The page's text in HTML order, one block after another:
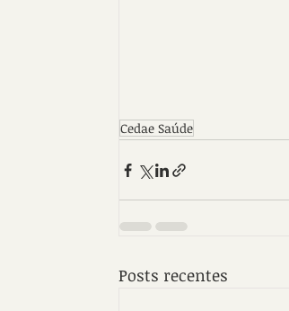
Cedae Saúde
Posts recentes